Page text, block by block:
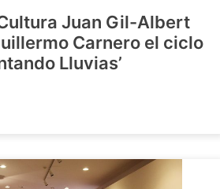
Juan Gil-Albert
Carnero el ciclo
Lluvias’